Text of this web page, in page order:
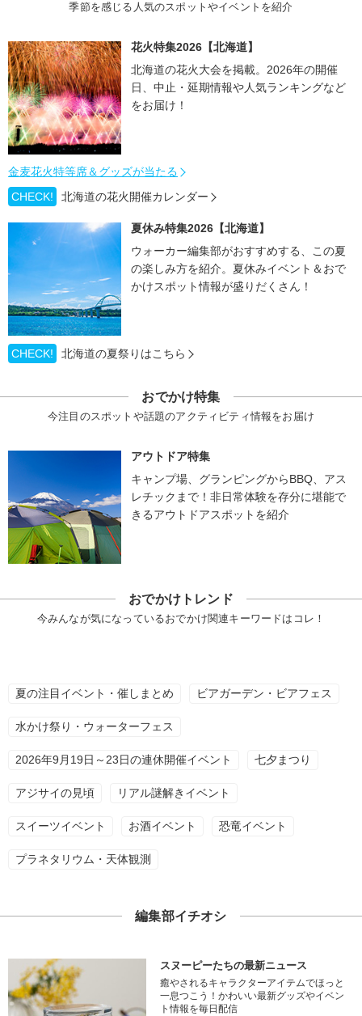
季節を感じる人気のスポットやイベントを紹介
花火特集2026【北海道】
北海道の花火大会を掲載。2026年の開催
日、中止・延期情報や人気ランキングなど
をお届け！
金麦花火特等席＆グッズが当たる
CHECK!
北海道の花火開催カレンダー
夏休み特集2026【北海道】
ウォーカー編集部がおすすめする、この夏
の楽しみ方を紹介。夏休みイベント＆おで
かけスポット情報が盛りだくさん！
CHECK! 北海道の夏祭りはこちら
おでかけ特集
今注目のスポットや話題のアクティビティ情報をお届け
アウトドア特集
キャンプ場、グランピングからBBQ、アス
レチックまで！非日常体験を存分に堪能で
きるアウトドアスポットを紹介
おでかけトレンド
今みんなが気になっているおでかけ関連キーワードはコレ！
夏の注目イベント・催しまとめ ビアガーデン・ビアフェス
水かけ祭り・ウォーターフェス
2026年9月19日～23日の連休開催イベント 七夕まつり
アジサイの見頃 リアル謎解きイベント
スイーツイベント お酒イベント 恐竜イベント
プラネタリウム・天体観測
編集部イチオシ
スヌーピーたちの最新ニュース
癒やされるキャラクターアイテムでほっと
一息つこう！かわいい最新グッズやイベン
ト情報を毎日配信